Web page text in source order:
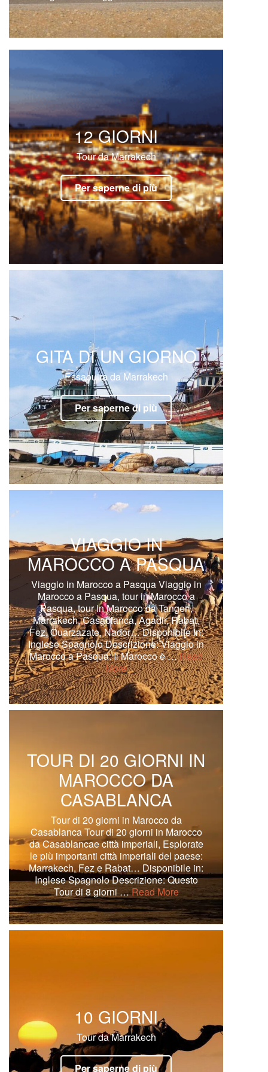
DESERTO
Escursione in quad e buggy nel deserto
Escursione in quad e buggy nel deserto di
famiglie nomadi, osservazione del
tramonto sulle impressionanti dune.
Disponibile in: Inglese Spagnolo
Escursione in quad e buggy: Specializzati
in Escursione …Read More
12 GIORNI
Tour da Marrakech
Per saperne di più
GITA DI UN GIORNO
Essaouira da Marrakech
Per saperne di più
VIAGGIO IN
MAROCCO A PASQUA
Viaggio in Marocco a Pasqua Viaggio in
Marocco a Pasqua, tour in Marocco a
Pasqua, tour in Marocco da Tangeri,
Marrakech, Casablanca, Agadir, Rabat,
Fez, Ouarzazate, Nador… Disponibile in:
Inglese Spagnolo Descrizione: Viaggio in
Marocco a Pasqua: Il Marocco è …Read
More
TOUR DI 20 GIORNI IN
MAROCCO DA
CASABLANCA
Tour di 20 giorni in Marocco da
Casablanca Tour di 20 giorni in Marocco
da Casablancae città imperiali, Esplorate
le più importanti città imperiali del paese:
Marrakech, Fez e Rabat… Disponibile in:
Inglese Spagnolo Descrizione: Questo
Tour di 8 giorni …Read More
10 GIORNI
Tour da Marrakech
Per saperne di più